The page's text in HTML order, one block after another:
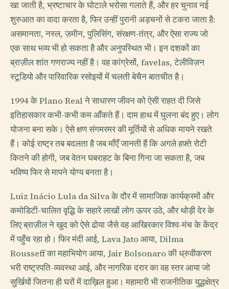
खा जाती है, भ्रष्टाचार के घोटाले भरोसा गलाते हैं, और हर चुनाव नई
शुरुआत का वादा करता है, फिर उन्हीं पुरानी अड़चनों से टकरा जाता है:
असमानता, नस्ल, ज़मीन, पुलिसिंग, संरक्षण-तंत्र, और ऐसा राज्य जो
एक साथ भव्य भी हो सकता है और अनुपस्थित भी। इन दशकों का
ब्राज़ील शांत गणराज्य नहीं है। वह कांग्रेसों, favelas, टेलीविज़न
स्टूडियो और पारिवारिक रसोइयों में चलती बेचैन बातचीत है।
1994 के Plano Real ने साधारण जीवन को ऐसी राहत दी जिसे
इतिहासकार कभी-कभी कम आँकते हैं। दाम हाथ में घुलना बंद हुए। लोग
योजना बना सके। ऐसे क्षण संगमरमर की मूर्तियों से अधिक मायने रखते
हैं। कोई राष्ट्र तब बदलता है जब माँएँ जानती हैं कि अगले हफ़्ते रोटी
कितने की होगी, जब वेतन घबराहट के बिना गिना जा सकता है, जब
भविष्य फिर से मापने योग्य बनता है।
Luiz Inácio Lula da Silva के दौर में सामाजिक कार्यक्रमों और
कमोडिटी-चालित वृद्धि के सहारे लाखों लोग ऊपर उठे, और थोड़ी देर के
लिए ब्राज़ील ने खुद को ऐसे ढोया जैसे वह आखिरकार विश्व-मंच के केंद्र
में पहुँच रहा हो। फिर मंदी आई, Lava Jato आया, Dilma
Rousseff का महाभियोग आया, Jair Bolsonaro की ध्रुवीकरण
भरी राष्ट्रपति-व्यवस्था आई, और नागरिक दरार का वह स्तर आया जो
सुर्खियों जितना ही घरों में दाख़िल हुआ। महामारी भी राजनीतिक युद्धक्षेत्र